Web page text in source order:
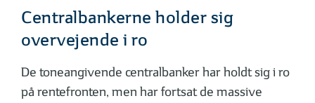
Centralbankerne holder sig
overvejende i ro
De toneangivende centralbanker har holdt sig i ro
på rentefronten, men har fortsat de massive